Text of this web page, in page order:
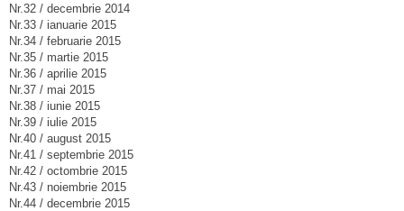
Nr.32 / decembrie 2014
Nr.33 / ianuarie 2015
Nr.34 / februarie 2015
Nr.35 / martie 2015
Nr.36 / aprilie 2015
Nr.37 / mai 2015
Nr.38 / iunie 2015
Nr.39 / iulie 2015
Nr.40 / august 2015
Nr.41 / septembrie 2015
Nr.42 / octombrie 2015
Nr.43 / noiembrie 2015
Nr.44 / decembrie 2015